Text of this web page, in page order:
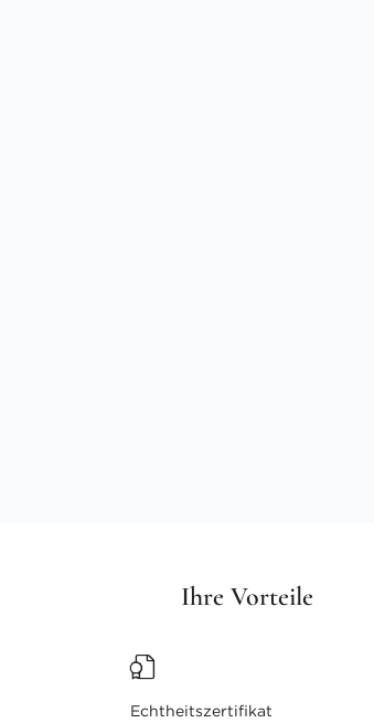
Ihre Vorteile
Echtheitszertifikat